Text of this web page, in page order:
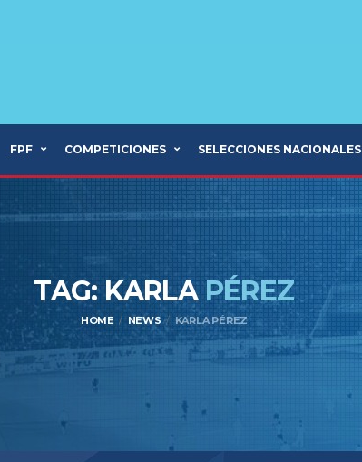
FPF COMPETICIONES SELECCIONES NACIONALES
TAG: KARLAPÉREZ
HOME NEWS KARLA PÉREZ